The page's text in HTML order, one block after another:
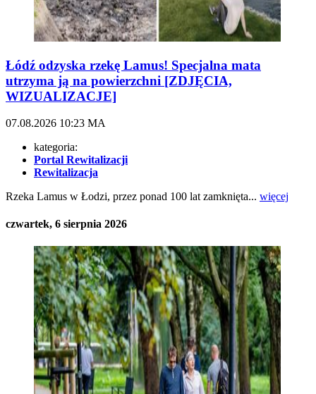
Łódź odzyska rzekę Lamus! Specjalna mata
utrzyma ją na powierzchni [ZDJĘCIA,
WIZUALIZACJE]
07.08.2026 10:23 MA
kategoria:
Portal Rewitalizacji
Rewitalizacja
Rzeka Lamus w Łodzi, przez ponad 100 lat zamknięta... więcej
czwartek, 6 sierpnia 2026